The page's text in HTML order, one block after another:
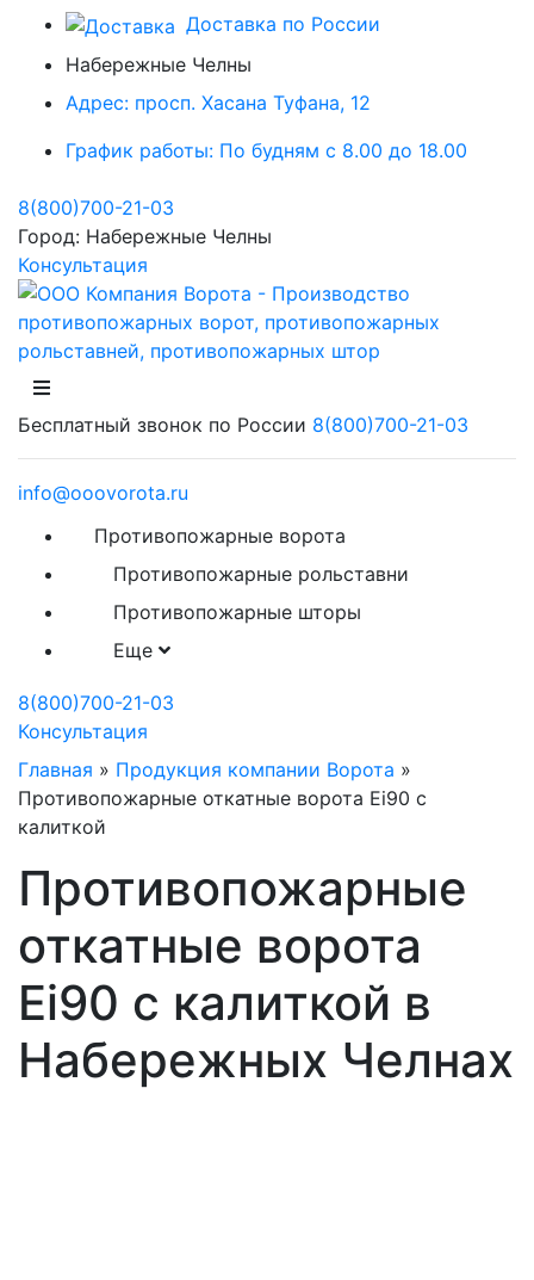
Доставка по России
Набережные Челны
Адрес: просп. Хасана Туфана, 12
График работы: По будням с 8.00 до 18.00
8(800)700-21-03
Город: Набережные Челны
Консультация
Бесплатный звонок по России 8(800)700-21-03
info@ooovorota.ru
Противопожарные ворота
Противопожарные рольставни
Противопожарные шторы
Еще
8(800)700-21-03
Консультация
Главная » Продукция компании Ворота »
Противопожарные откатные ворота Ei90 с
калиткой
Противопожарные
откатные ворота
Ei90 с калиткой в
Набережных Челнах